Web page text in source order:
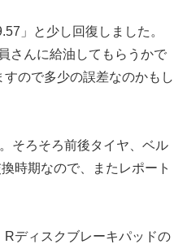
」と少し回復しました。
さんに給油してもらうかで
ので多少の誤差なのかもし
そろそろ前後タイヤ、ベル
時期なので、またレポート
ディスクブレーキパッドの